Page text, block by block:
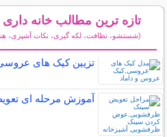
تازه ترین مطالب خانه داری
(شستشو، نظافت، لکه گیری، نکات آشپزی،
تزیین کیک های
آموزش مرحله ای